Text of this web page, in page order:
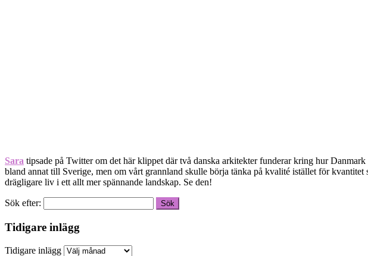
Sara tipsade på Twitter om det här klippet där två danska arkitekter funderar kring hur
bland annat till Sverige, men om vårt grannland skulle börja tänka på kvalité istället för
drägligare liv i ett allt mer spännande landskap. Se den!
Sök efter:
Tidigare inlägg
Tidigare inlägg